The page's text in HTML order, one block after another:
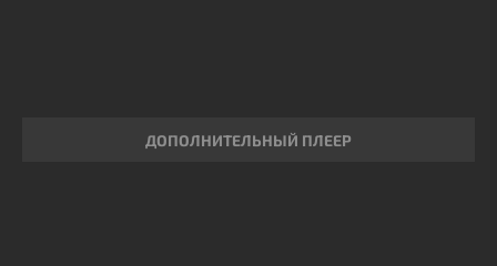
ДОПОЛНИТЕЛЬНЫЙ ПЛЕЕР